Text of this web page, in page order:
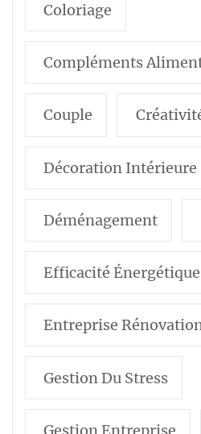
Coloriage
Compléments
Couple
Décoration Intérieure
Déménagement
Efficacité Énergétique
Entreprise
Gestion Du Stress
Gestion Entreprise